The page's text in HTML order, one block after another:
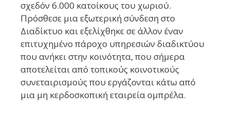
σχεδόν 6.000 κατοίκους του χωριού.
Πρόσθεσε μια εξωτερική σύνδεση στο
Διαδίκτυο και εξελίχθηκε σε άλλον έναν
επιτυχημένο πάροχο υπηρεσιών διαδικτύου
που ανήκει στην κοινότητα, που σήμερα
αποτελείται από τοπικούς κοινοτικούς
συνεταιρισμούς που εργάζονται κάτω από
μια μη κερδοσκοπική εταιρεία ομπρέλα.